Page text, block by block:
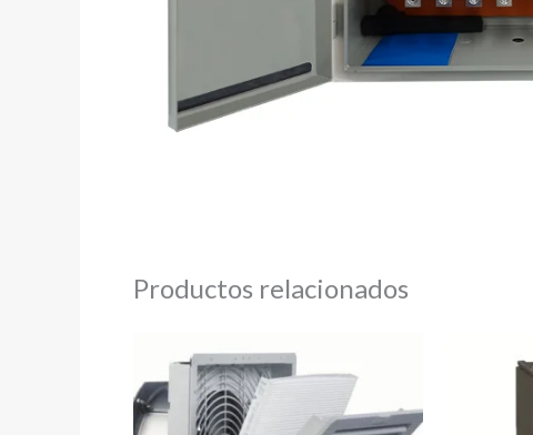
Productos relacionados